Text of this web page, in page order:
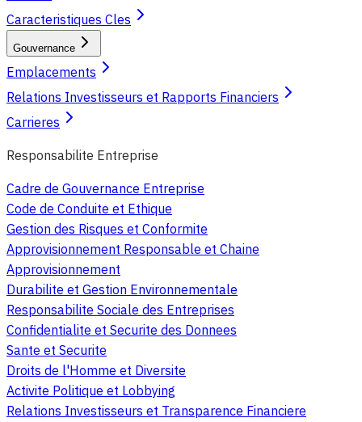
Caracteristiques Cles
Gouvernance
Emplacements
Relations Investisseurs et Rapports Financiers
Carrieres
Responsabilite Entreprise
Cadre de Gouvernance Entreprise
Code de Conduite et Ethique
Gestion des Risques et Conformite
Approvisionnement Responsable et Chaine
Approvisionnement
Durabilite et Gestion Environnementale
Responsabilite Sociale des Entreprises
Confidentialite et Securite des Donnees
Sante et Securite
Droits de l'Homme et Diversite
Activite Politique et Lobbying
Relations Investisseurs et Transparence Financiere